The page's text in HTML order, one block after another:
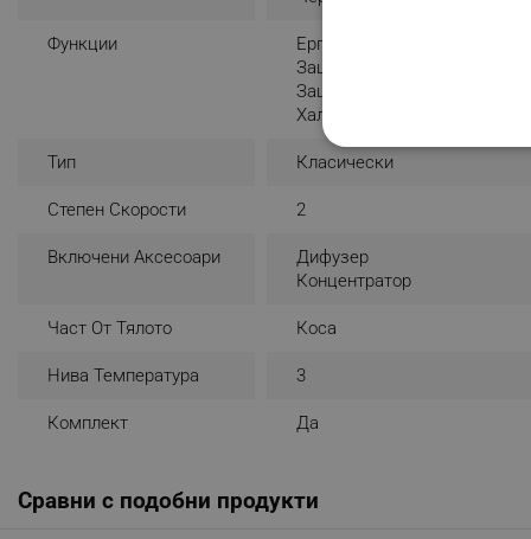
Функции
Ергономична Дръжка
Защита От Прегряване
Защита Против Прегряване
Халка За Удобно Съхранение
Тип Класически
Степен Скорости 2
Включени Аксесоари
Дифузер
Концентратор
Част От Тялото Коса
Нива Температура 3
Комплект Да
Сравни с подобни продукти
СТРОГО